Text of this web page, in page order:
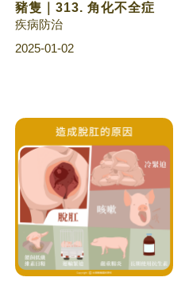
豬隻｜313. 角化不全症
疾病防治
2025-01-02